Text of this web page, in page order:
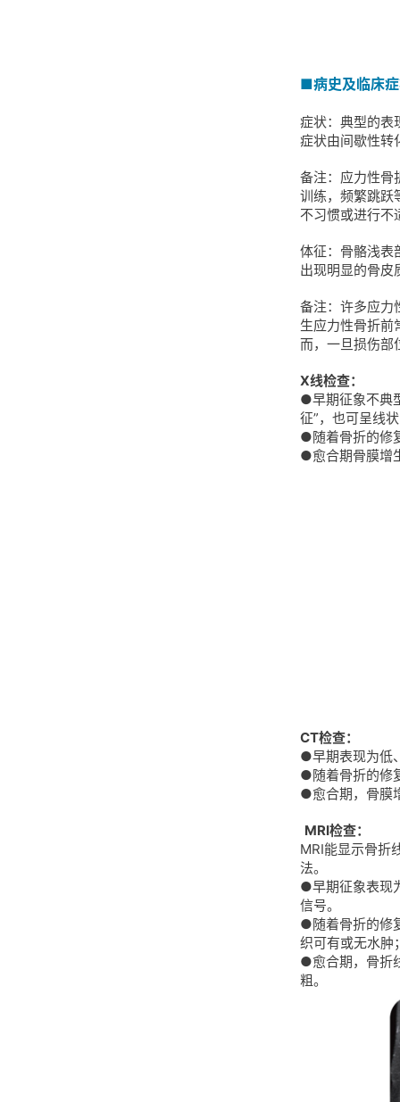
■病史及临床
症状：典型的表
症状由间歇性转
备注：应力性骨
训练，频繁跳跃
不习惯或进行不
体征：骨骼浅表
出现明显的骨皮
备注：许多应力
生应力性骨折
而，⼀旦损伤部
X线检查：
●早期征象不典
征”，也可呈线
●随着骨折的修
●愈合期骨膜增
CT检查：
●早期表现为低
●随着骨折的修
●愈合期，骨膜
MRI检查：
MRI能显示骨折
法。
●早期征象表现
信号。
●随着骨折的修
织可有或无水肿
●愈合期，骨折
粗。